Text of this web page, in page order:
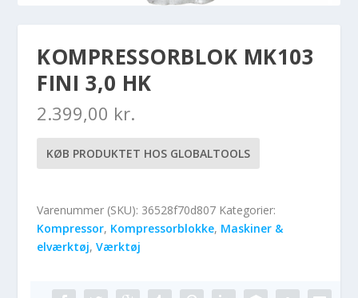
KOMPRESSORBLOK MK103
FINI 3,0 HK
2.399,00 kr.
KØB PRODUKTET HOS GLOBALTOOLS
Varenummer (SKU): 36528f70d807 Kategorier:
Kompressor, Kompressorblokke, Maskiner &
elværktøj,Værktøj